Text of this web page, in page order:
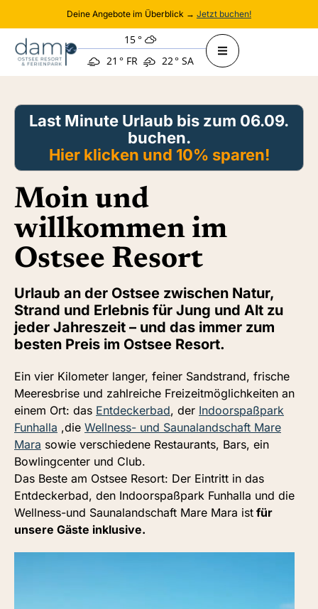
Deine Angebote im Überblick → Jetzt buchen!
15°
21 ° FR 22° SA
Last Minute Urlaub bis zum 06.09.
buchen.
Hier klicken und 10% sparen!
Moin und
willkommen im
Ostsee Resort
Urlaub an der Ostsee zwischen Natur,
Strand und Erlebnis für Jung und Alt zu
jeder Jahreszeit – und das immer zum
besten Preis im Ostsee Resort.
Ein vier Kilometer langer, feiner Sandstrand, frische
Meeresbrise und zahlreiche Freizeitmöglichkeiten an
einem Ort: das Entdeckerbad, der Indoorspaßpark
Funhalla ,die Wellness- und Saunalandschaft Mare
Mara sowie verschiedene Restaurants, Bars, ein
Bowlingcenter und Club.
Das Beste am Ostsee Resort: Der Eintritt in das
Entdeckerbad, den Indoorspaßpark Funhalla und die
Wellness-und Saunalandschaft Mare Mara ist für
unsere Gäste inklusive.